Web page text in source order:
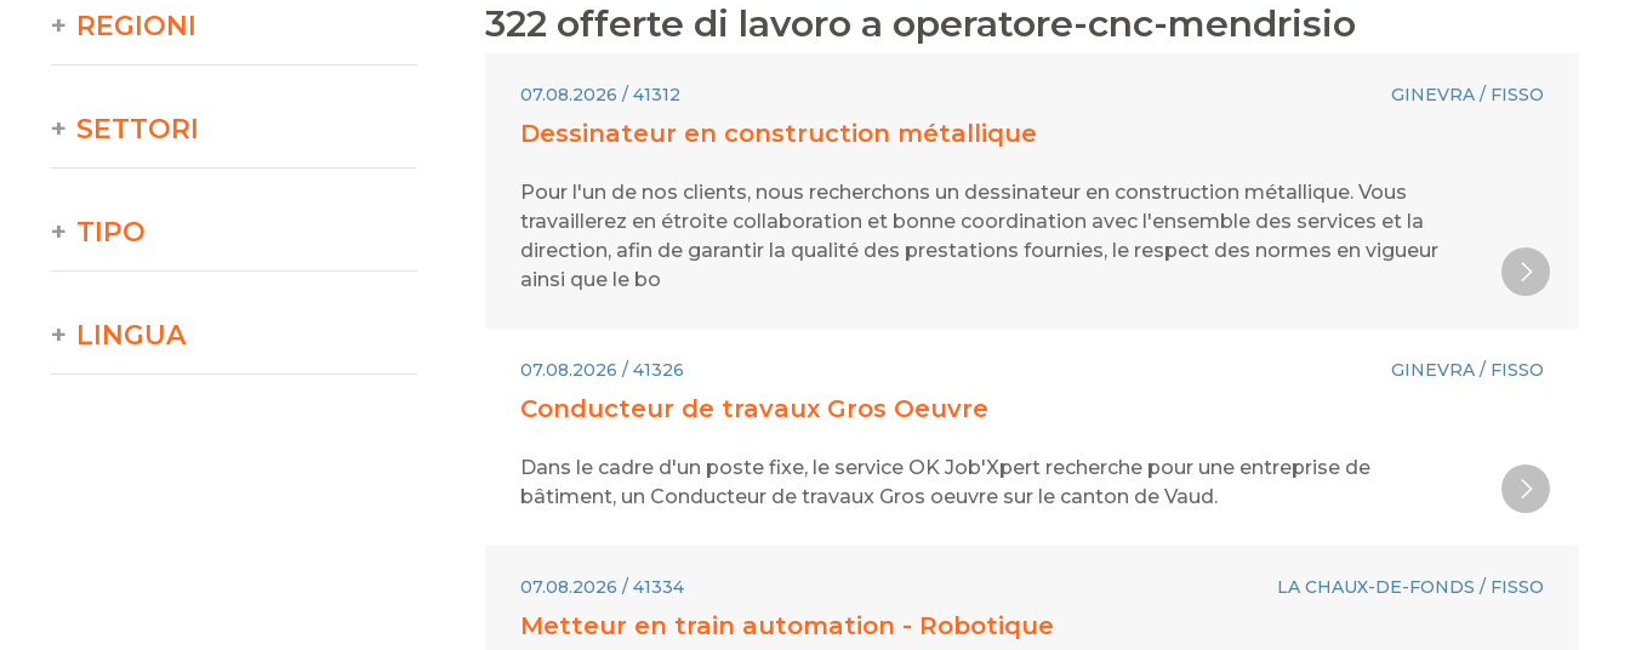
322 offerte di lavoro a operatore-cnc-mendrisio
07.08.2026 / 41312 GINEVRA / FISSO
Dessinateur en construction métallique
Pour l'un de nos clients, nous recherchons un dessinateur en construction métallique. Vous
travaillerez en étroite collaboration et bonne coordination avec l'ensemble des services et la
direction, afin de garantir la qualité des prestations fournies, le respect des normes en vigueur
ainsi que le bo
07.08.2026 / 41326 GINEVRA / FISSO
Conducteur de travaux Gros Oeuvre
Dans le cadre d'un poste fixe, le service OK Job'Xpert recherche pour une entreprise de
bâtiment, un Conducteur de travaux Gros oeuvre sur le canton de Vaud.
07.08.2026 / 41334 LA CHAUX-DE-FONDS / FISSO
Metteur en train automation - Robotique
REGIONI
SETTORI
TIPO
LINGUA